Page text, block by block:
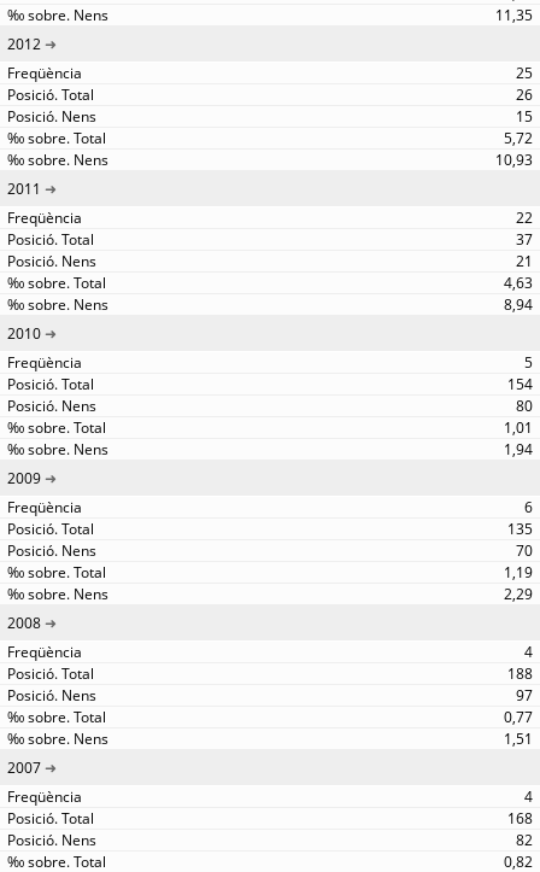
11,35
2012
25
26
15
5,72
10,93
2011
22
37
21
4,63
8,94
2010
5
154
80
1,01
1,94
2009
6
135
70
1,19
2,29
2008
4
188
97
0,77
1,51
2007
4
168
82
0,82